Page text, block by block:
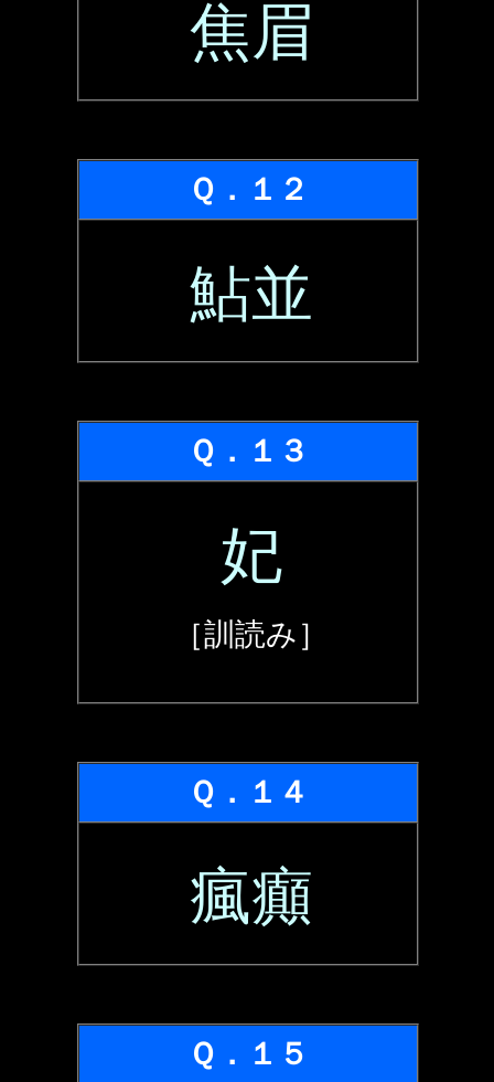
焦眉
Ｑ．１２
鮎並
Ｑ．１３
妃
［訓読み］
Ｑ．１４
瘋癲
Ｑ．１５